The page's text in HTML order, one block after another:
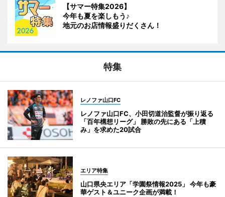
【サマー特集2026】
今年も夏を楽しもう♪
地元のお店情報盛りだくさん！
特集
レノファ山口FC
レノファ山口FC、小田切道治監督が振り返る
「百年構想リーグ」 勝敗の先にある「上積
み」を求めた20試合
エリア特集
山口県央エリア「学園祭情報2025」 今年も豪
華ゲスト＆ユニーク企画が満載！